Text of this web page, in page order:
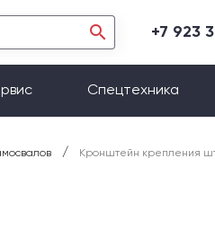
+7 923
Спецтехника
/ Кронштейн крепления